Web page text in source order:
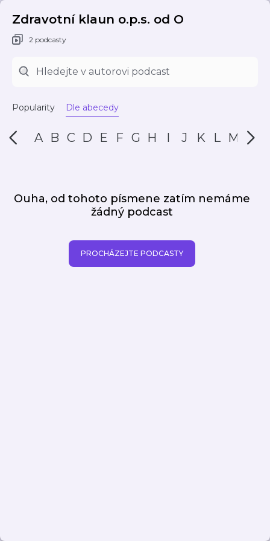
Zdravotní klaun o.p.s. od O
2 podcasty
Popularity Dle abecedy
A B C D E F G H I J K L M N
Ouha, od tohoto písmene zatím nemáme
žádný podcast
PROCHÁZEJTE PODCASTY